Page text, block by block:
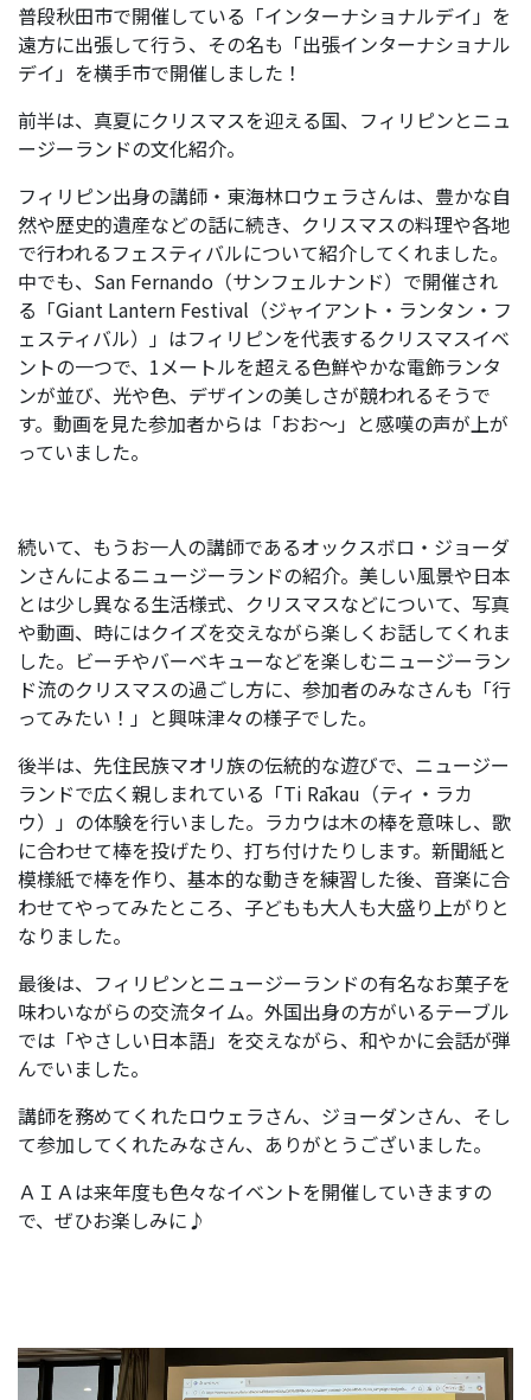
普段秋田市で開催している「インターナショナルデイ」を
遠方に出張して行う、その名も「出張インターナショナル
デイ」を横手市で開催しました！
前半は、真夏にクリスマスを迎える国、フィリピンとニュ
ージーランドの文化紹介。
フィリピン出身の講師・東海林ロウェラさんは、豊かな自
然や歴史的遺産などの話に続き、クリスマスの料理や各地
で行われるフェスティバルについて紹介してくれました。
中でも、San Fernando（サンフェルナンド）で開催され
る「Giant Lantern Festival（ジャイアント・ランタン・フ
ェスティバル）」はフィリピンを代表するクリスマスイベ
ントの一つで、1メートルを超える色鮮やかな電飾ランタ
ンが並び、光や色、デザインの美しさが競われるそうで
す。動画を見た参加者からは「おお～」と感嘆の声が上が
っていました。
続いて、もうお一人の講師であるオックスボロ・ジョーダ
ンさんによるニュージーランドの紹介。美しい風景や日本
とは少し異なる生活様式、クリスマスなどについて、写真
や動画、時にはクイズを交えながら楽しくお話してくれま
した。ビーチやバーベキューなどを楽しむニュージーラン
ド流のクリスマスの過ごし方に、参加者のみなさんも「行
ってみたい！」と興味津々の様子でした。
後半は、先住民族マオリ族の伝統的な遊びで、ニュージー
ランドで広く親しまれている「Ti Rākau（ティ・ラカ
ウ）」の体験を行いました。ラカウは木の棒を意味し、歌
に合わせて棒を投げたり、打ち付けたりします。新聞紙と
模様紙で棒を作り、基本的な動きを練習した後、音楽に合
わせてやってみたところ、子どもも大人も大盛り上がりと
なりました。
最後は、フィリピンとニュージーランドの有名なお菓子を
味わいながらの交流タイム。外国出身の方がいるテーブル
では「やさしい日本語」を交えながら、和やかに会話が弾
んでいました。
講師を務めてくれたロウェラさん、ジョーダンさん、そし
て参加してくれたみなさん、ありがとうございました。
ＡＩＡは来年度も色々なイベントを開催していきますの
で、ぜひお楽しみに♪